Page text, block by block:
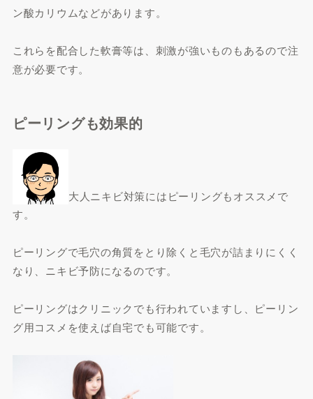
ン酸カリウムなどがあります。
これらを配合した軟膏等は、刺激が強いものもあるので注
意が必要です。
ピーリングも効果的
大人ニキビ対策にはピーリングもオススメで
す。
ピーリングで毛穴の角質をとり除くと毛穴が詰まりにくく
なり、ニキビ予防になるのです。
ピーリングはクリニックでも行われていますし、ピーリン
グ用コスメを使えば自宅でも可能です。